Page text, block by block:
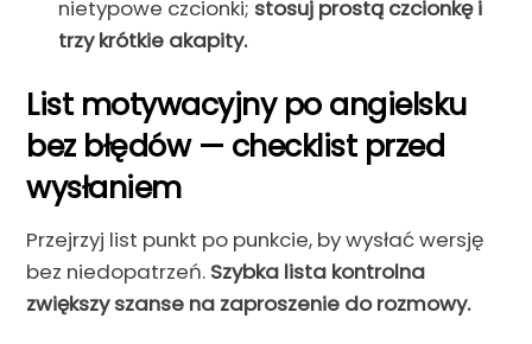
nietypowe czcionki; stosuj prostą czcionkę i
trzy krótkie akapity.
List motywacyjny po angielsku
bez błędów — checklist przed
wysłaniem
Przejrzyj list punkt po punkcie, by wysłać wersję
bez niedopatrzeń. Szybka lista kontrolna
zwiększy szanse na zaproszenie do rozmowy.